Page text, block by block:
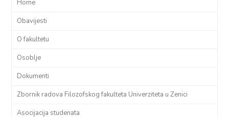
Home
Obavijesti
O fakultetu
Osoblje
Dokumenti
Zbornik radova Filozofskog fakulteta Univerziteta u Zenici
Asocijacija studenata